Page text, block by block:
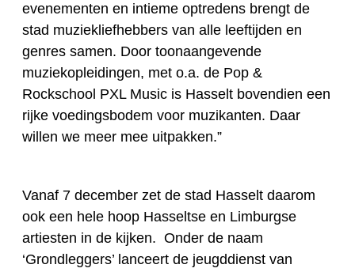
evenementen en intieme optredens brengt de
stad muziekliefhebbers van alle leeftijden en
genres samen. Door toonaangevende
muziekopleidingen, met o.a. de Pop &
Rockschool PXL Music is Hasselt bovendien een
rijke voedingsbodem voor muzikanten. Daar
willen we meer mee uitpakken.”
Vanaf 7 december zet de stad Hasselt daarom
ook een hele hoop Hasseltse en Limburgse
artiesten in de kijken. Onder de naam
‘Grondleggers’ lanceert de jeugddienst van